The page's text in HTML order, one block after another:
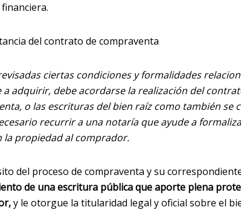
del contrato de compraventa
ciertas condiciones y formalidades
a adquirir, debe acordarse la realización del
o las escrituras del bien raíz como también se
recurrir a una notaría que ayude a
la propiedad al comprador.
del proceso de compraventa y su
de una escritura pública que aporte plena
y le otorgue la titularidad legal y oficial sobre el